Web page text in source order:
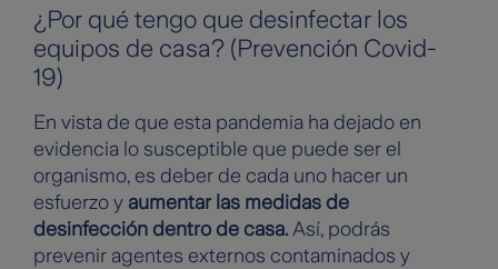
¿Por qué tengo que desinfectar los
equipos de casa? (Prevención Covid-
19)
En vista de que esta pandemia ha dejado en
evidencia lo susceptible que puede ser el
organismo, es deber de cada uno hacer un
esfuerzo y aumentar las medidas de
desinfección dentro de casa.Así, podrás
prevenir agentes externos contaminados y